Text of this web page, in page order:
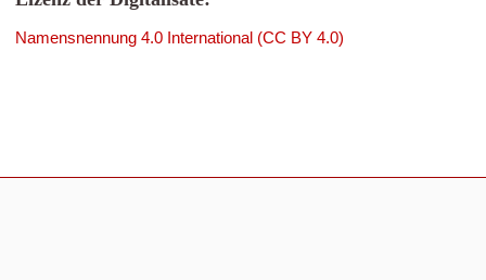
Namensnennung 4.0 International (CC BY 4.0)